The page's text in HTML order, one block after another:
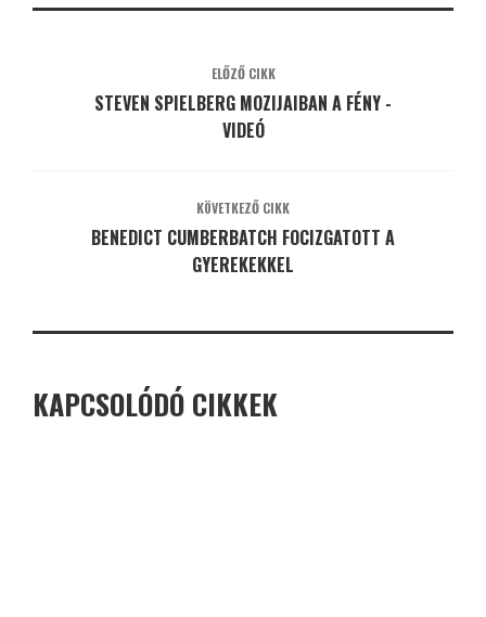
ELŐZŐ CIKK
STEVEN SPIELBERG MOZIJAIBAN A FÉNY -
VIDEÓ
KÖVETKEZŐ CIKK
BENEDICT CUMBERBATCH FOCIZGATOTT A
GYEREKEKKEL
KAPCSOLÓDÓ CIKKEK